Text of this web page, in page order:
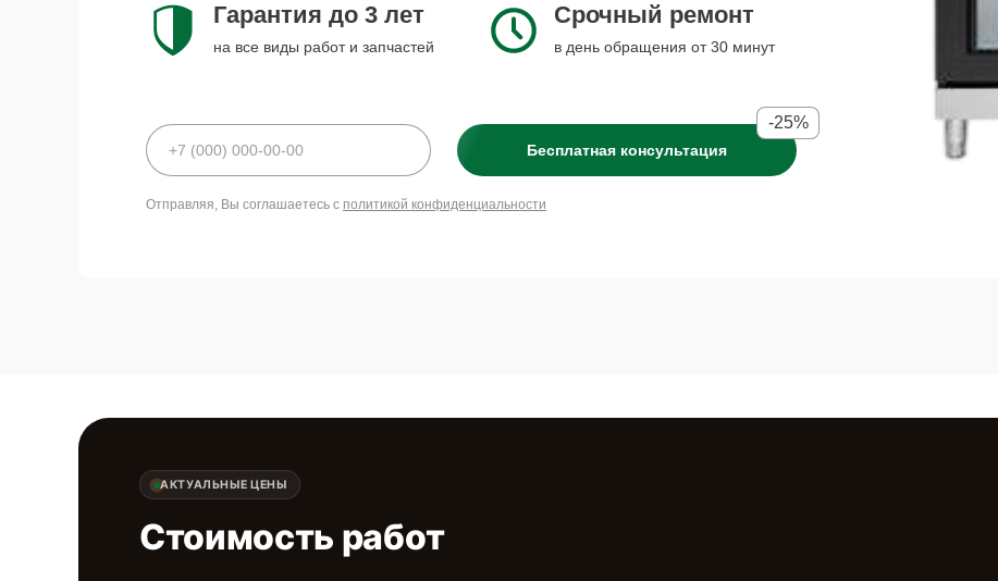
Гарантия до 3 лет
на все виды работ и запчастей
Срочный ремонт
в день обращения от 30 минут
Бесплатная консультация
-25%
Отправляя, Вы соглашаетесь с политикой конфиденциальности
АКТУАЛЬНЫЕ ЦЕНЫ
Стоимость работ